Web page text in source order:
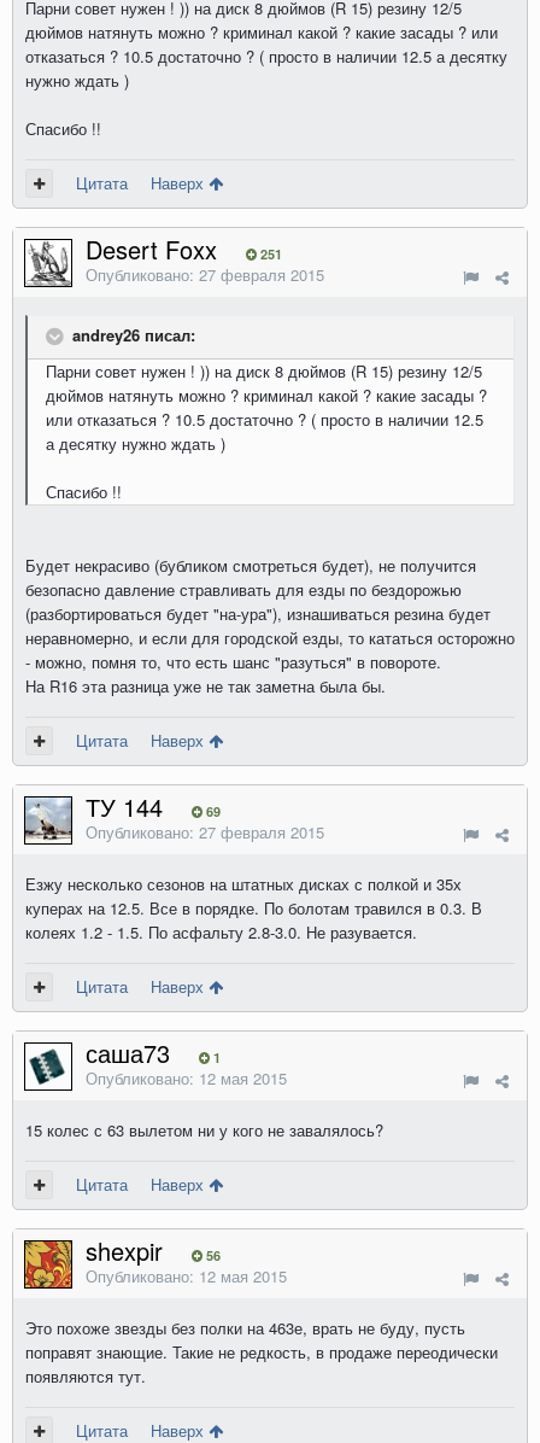
Парни совет нужен ! )) на диск 8 дюймов (R 15) резину 12/5
дюймов натянуть можно ? криминал какой ? какие засады ? или
отказаться ? 10.5 достаточно ? ( просто в наличии 12.5 а десятку
нужно ждать )
Спасибо !!
Цитата Наверх
Desert Foxx 251
Опубликовано: 27 февраля 2015
andrey26 писал:
Парни совет нужен ! )) на диск 8 дюймов (R 15) резину 12/5
дюймов натянуть можно ? криминал какой ? какие засады ?
или отказаться ? 10.5 достаточно ? ( просто в наличии 12.5
а десятку нужно ждать )
Спасибо !!
Будет некрасиво (бубликом смотреться будет), не получится
безопасно давление стравливать для езды по бездорожью
(разбортироваться будет "на-ура"), изнашиваться резина будет
неравномерно, и если для городской езды, то кататься осторожно
- можно, помня то, что есть шанс "разуться" в повороте.
На R16 эта разница уже не так заметна была бы.
Цитата Наверх
ТУ 144 69
Опубликовано: 27 февраля 2015
Езжу несколько сезонов на штатных дисках с полкой и 35х
куперах на 12.5. Все в порядке. По болотам травился в 0.3. В
колеях 1.2 - 1.5. По асфальту 2.8-3.0. Не разувается.
Цитата Наверх
саша73 1
Опубликовано: 12 мая 2015
15 колес с 63 вылетом ни у кого не завалялось?
Цитата Наверх
shexpir 56
Опубликовано: 12 мая 2015
Это похоже звезды без полки на 463е, врать не буду, пусть
поправят знающие. Такие не редкость, в продаже переодически
появляются тут.
Цитата Наверх